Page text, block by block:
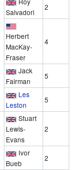
Salvadori
2
Herbert
MacKay-
Fraser
4
Jack
Fairman
5
Les
Leston
5
Stuart
Lewis-
Evans
2
Ivor
Bueb
2